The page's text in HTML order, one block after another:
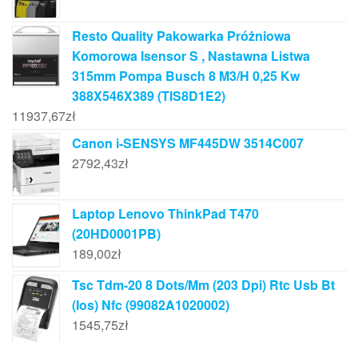
Resto Quality Pakowarka Próżniowa
Komorowa Isensor S , Nastawna Listwa
315mm Pompa Busch 8 M3/H 0,25 Kw
388X546X389 (TIS8D1E2)
11937,67zł
Canon i-SENSYS MF445DW 3514C007
2792,43zł
Laptop Lenovo ThinkPad T470
(20HD0001PB)
189,00zł
Tsc Tdm-20 8 Dots/Mm (203 Dpi) Rtc Usb Bt
(Ios) Nfc (99082A1020002)
1545,75zł